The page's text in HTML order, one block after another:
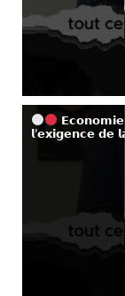
𝗹’𝗲𝘅𝗶𝗴𝗲𝗻𝗰𝗲 𝗱𝗲